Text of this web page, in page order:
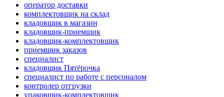
оператор доставки
комплектовщик на склад
кладовщик в магазин
кладовщик-приемщик
кладовщик-комплектовщик
приемщик заказов
специалист
кладовщик Пятёрочка
специалист по работе с персоналом
контролер отгрузки
упаковщик-комплектовщик